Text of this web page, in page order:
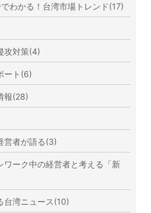
わかる！台湾市場トレンド(17)
攻対策(4)
ート(6)
報(28)
営者が語る(3)
ワーク中の経営者と考える「新
台湾ニュース(10)